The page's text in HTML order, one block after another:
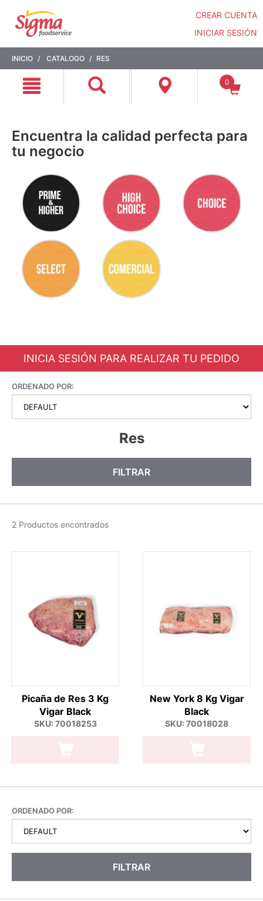
CREAR CUENTA
INICIAR SESIÓN
contenido
INICIO CATALOGO RES
0
Encuentra la calidad perfecta para
tu negocio
INICIA SESIÓN PARA REALIZAR TU PEDIDO
ORDENADO POR:
Res
FILTRAR
2 Productos encontrados
Picaña de Res 3 Kg
Vigar Black
SKU: 70018253
New York 8 Kg Vigar
Black
SKU: 70018028
ORDENADO POR:
FILTRAR